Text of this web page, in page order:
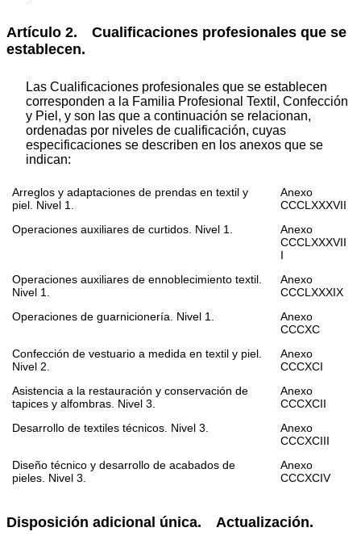
Artículo 2. Cualificaciones profesionales que se
establecen.
Las Cualificaciones profesionales que se establecen
corresponden a la Familia Profesional Textil, Confección
y Piel, y son las que a continuación se relacionan,
ordenadas por niveles de cualificación, cuyas
especificaciones se describen en los anexos que se
indican:
Arreglos y adaptaciones de prendas en textil y
piel. Nivel 1.
Anexo
CCCLXXXVII
Operaciones auxiliares de curtidos. Nivel 1.
Anexo
CCCLXXXVII
I
Operaciones auxiliares de ennoblecimiento textil.
Nivel 1.
Anexo
CCCLXXXIX
Operaciones de guarnicionería. Nivel 1.
Anexo
CCCXC
Confección de vestuario a medida en textil y piel.
Nivel 2.
Anexo
CCCXCI
Asistencia a la restauración y conservación de
tapices y alfombras. Nivel 3.
Anexo
CCCXCII
Desarrollo de textiles técnicos. Nivel 3.
Anexo
CCCXCIII
Diseño técnico y desarrollo de acabados de
pieles. Nivel 3.
Anexo
CCCXCIV
Disposición adicional única. Actualización.